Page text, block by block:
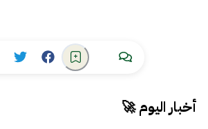
أخبار اليوم 🚀